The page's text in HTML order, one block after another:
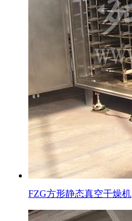
FZG方形静态真空干燥机